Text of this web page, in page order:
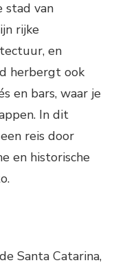
stad van
rijke
en
herbergt ook
en bars, waar je
In dit
reis door
en historische
Santa Catarina,